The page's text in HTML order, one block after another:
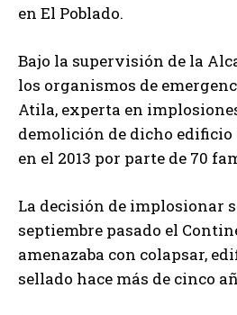
en El Poblado.
Bajo la supervisión de la
los organismos de
Atila, experta en
demolición de dicho edificio
en el 2013 por parte de 70
La decisión de implosionar
septiembre pasado el
amenazaba con colapsar,
sellado hace más de cinco